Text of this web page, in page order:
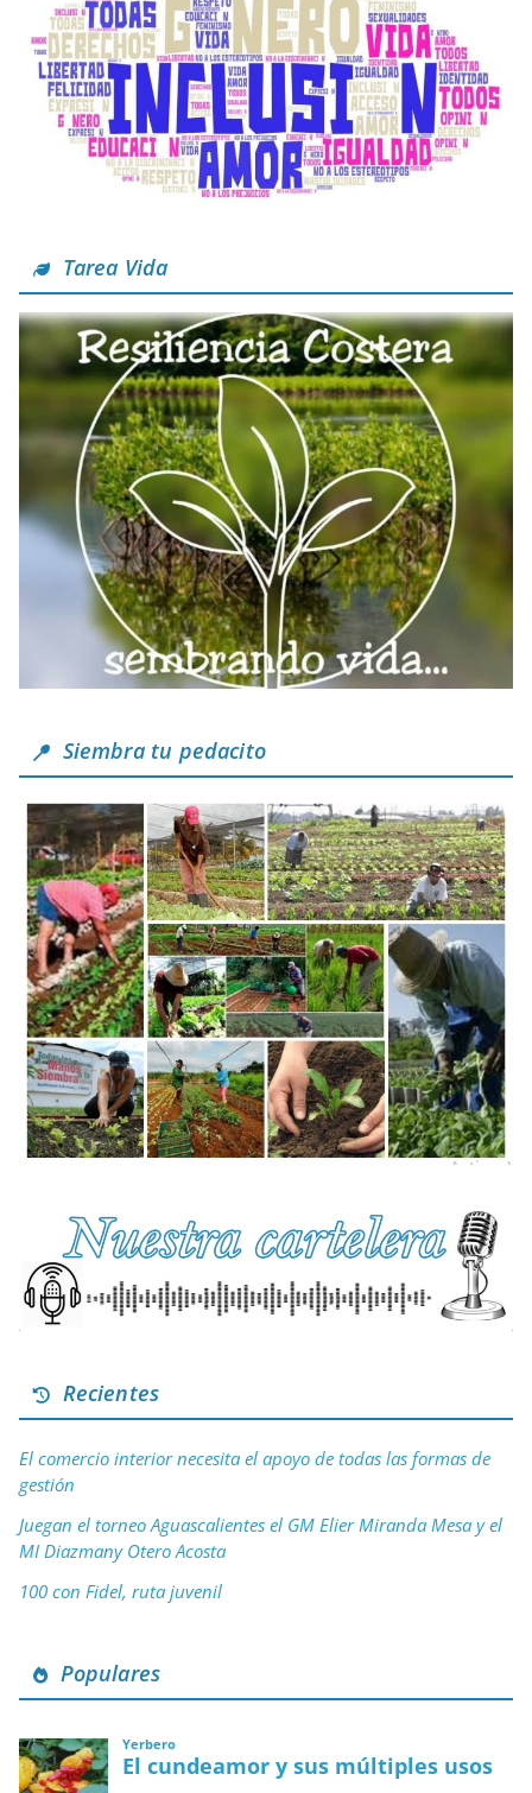
Tarea Vida
Siembra tu pedacito
Recientes
El comercio interior necesita el apoyo de todas las formas de
gestión
Juegan el torneo Aguascalientes el GM Elier Miranda Mesa y el
MI Diazmany Otero Acosta
100 con Fidel, ruta juvenil
Populares